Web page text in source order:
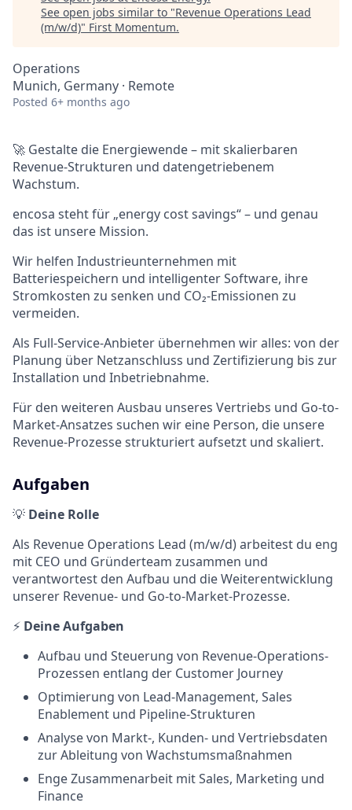
See open jobs similar to "Revenue Operations Lead
(m/w/d)" First Momentum.
Operations
Munich, Germany · Remote
Posted 6+ months ago
🚀 Gestalte die Energiewende – mit skalierbaren
Revenue-Strukturen und datengetriebenem
Wachstum.
encosa steht für „energy cost savings“ – und genau
das ist unsere Mission.
Wir helfen Industrieunternehmen mit
Batteriespeichern und intelligenter Software, ihre
Stromkosten zu senken und CO₂-Emissionen zu
vermeiden.
Als Full-Service-Anbieter übernehmen wir alles: von der
Planung über Netzanschluss und Zertifizierung bis zur
Installation und Inbetriebnahme.
Für den weiteren Ausbau unseres Vertriebs und Go-to-
Market-Ansatzes suchen wir eine Person, die unsere
Revenue-Prozesse strukturiert aufsetzt und skaliert.
Aufgaben
💡 Deine Rolle
Als Revenue Operations Lead (m/w/d) arbeitest du eng
mit CEO und Gründerteam zusammen und
verantwortest den Aufbau und die Weiterentwicklung
unserer Revenue- und Go-to-Market-Prozesse.
⚡ Deine Aufgaben
Aufbau und Steuerung von Revenue-Operations-
Prozessen entlang der Customer Journey
Optimierung von Lead-Management, Sales
Enablement und Pipeline-Strukturen
Analyse von Markt-, Kunden- und Vertriebsdaten
zur Ableitung von Wachstumsmaßnahmen
Enge Zusammenarbeit mit Sales, Marketing und
Finance